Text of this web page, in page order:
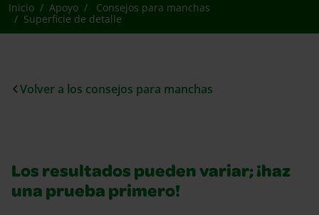
Inicio Apoyo
Consejos para manchas
Superficie de detalle
Volver a los consejos para manchas
Los resultados pueden variar; ¡haz
una prueba primero!